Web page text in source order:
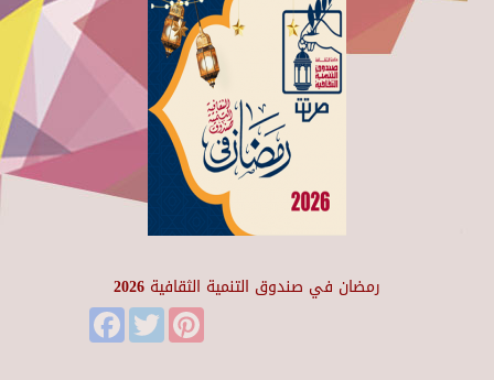
رمضان في صندوق التنمية الثقافية 2026
FacebookTwitter